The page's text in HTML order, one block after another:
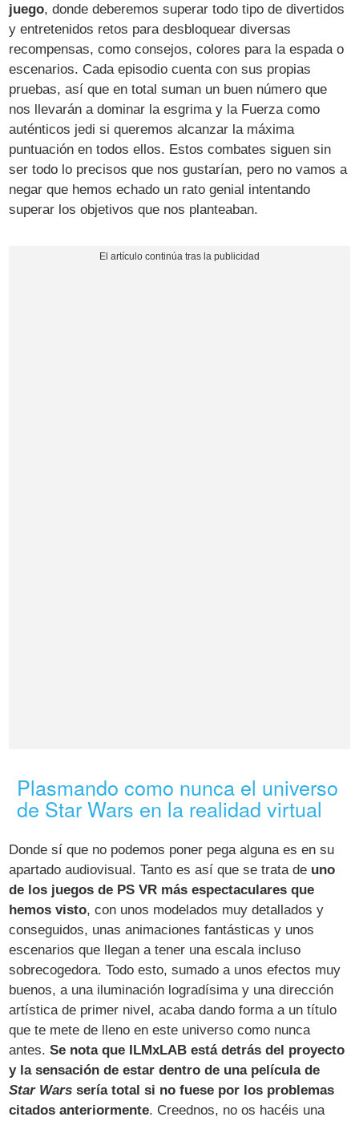
juego, donde deberemos superar todo tipo de divertidos
y entretenidos retos para desbloquear diversas
recompensas, como consejos, colores para la espada o
escenarios. Cada episodio cuenta con sus propias
pruebas, así que en total suman un buen número que
nos llevarán a dominar la esgrima y la Fuerza como
auténticos jedi si queremos alcanzar la máxima
puntuación en todos ellos. Estos combates siguen sin
ser todo lo precisos que nos gustarían, pero no vamos a
negar que hemos echado un rato genial intentando
superar los objetivos que nos planteaban.
Plasmando como nunca el universo
de Star Wars en la realidad virtual
Donde sí que no podemos poner pega alguna es en su
apartado audiovisual. Tanto es así que se trata de uno
de los juegos de PS VR más espectaculares que
hemos visto, con unos modelados muy detallados y
conseguidos, unas animaciones fantásticas y unos
escenarios que llegan a tener una escala incluso
sobrecogedora. Todo esto, sumado a unos efectos muy
buenos, a una iluminación logradísima y una dirección
artística de primer nivel, acaba dando forma a un título
que te mete de lleno en este universo como nunca
antes.Se nota que ILMxLAB está detrás del proyecto
y la sensación de estar dentro de una película de
Star Wars sería total si no fuese por los problemas
citados anteriormente. Creednos, no os hacéis una